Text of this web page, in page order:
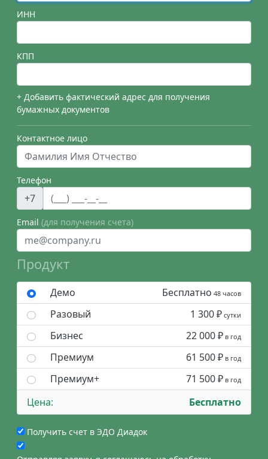
ИНН
КПП
+ Добавить фактический адрес для получения
бумажных документов
Контактное лицо
Телефон
+7
Email (для получения счета)
Продукт
Демо Бесплатно 48 часов
Разовый 1 300 ₽ сутки
Бизнес 22 000 ₽ в год
Премиум 61 500 ₽ в год
Премиум+ 71 500 ₽ в год
Цена: Бесплатно
Получить счет в ЭДО Диадок